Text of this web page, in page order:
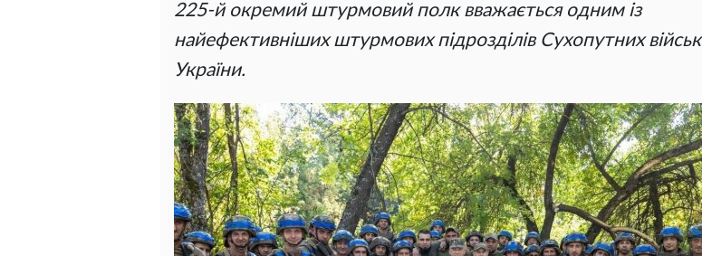
225-й окремий штурмовий полк вважається одним із
найефективніших штурмових підрозділів Сухопутних військ
України.